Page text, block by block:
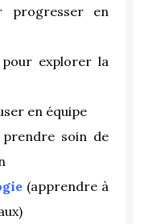
en
pour explorer la
en équipe
soin de
(apprendre à